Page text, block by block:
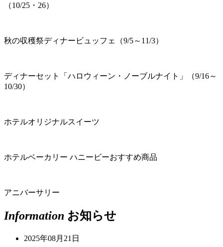
（10/25・26）
秋の収穫祭ディナービュッフェ（9/5～11/3）
ディナーセット「ハロウィーン・ノーブルナイト」（9/16～
10/30）
ホテルオリジナルスイーツ
ホテルベーカリー ハニービーおすすめ商品
アニバーサリー
Information お知らせ
2025年08月21日